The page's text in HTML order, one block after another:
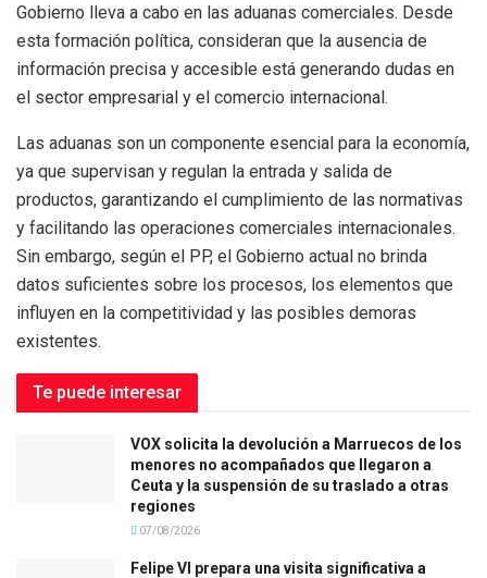
Gobierno lleva a cabo en las aduanas comerciales. Desde
esta formación política, consideran que la ausencia de
información precisa y accesible está generando dudas en
el sector empresarial y el comercio internacional.
Las aduanas son un componente esencial para la economía,
ya que supervisan y regulan la entrada y salida de
productos, garantizando el cumplimiento de las normativas
y facilitando las operaciones comerciales internacionales.
Sin embargo, según el PP, el Gobierno actual no brinda
datos suficientes sobre los procesos, los elementos que
influyen en la competitividad y las posibles demoras
existentes.
Te puede interesar
VOX solicita la devolución a Marruecos de los
menores no acompañados que llegaron a
Ceuta y la suspensión de su traslado a otras
regiones
07/08/2026
Felipe VI prepara una visita significativa a